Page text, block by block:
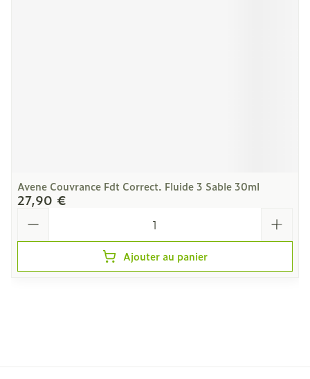
Avene Couvrance Fdt Correct. Fluide 3 Sable 30ml
27,90 €
Ajouter au panier